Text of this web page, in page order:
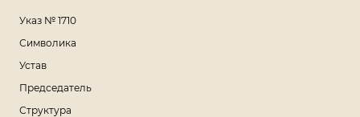
Указ № 1710
Символика
Устав
Председатель
Структура